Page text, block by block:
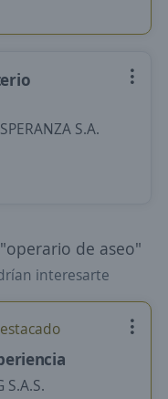
S.A.
de aseo"
interesarte
S.A.S.